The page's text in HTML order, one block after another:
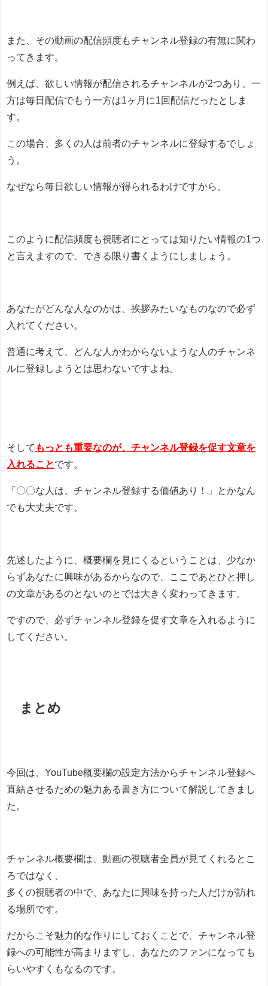
また、その動画の配信頻度もチャンネル登録の有無に関わ
ってきます。
例えば、欲しい情報が配信されるチャンネルが2つあり、一
方は毎日配信でもう一方は1ヶ月に1回配信だったとしま
す。
この場合、多くの人は前者のチャンネルに登録するでしょ
う。
なぜなら毎日欲しい情報が得られるわけですから。
このように配信頻度も視聴者にとっては知りたい情報の1つ
と言えますので、できる限り書くようにしましょう。
あなたがどんな人なのかは、挨拶みたいなものなので必ず
入れてください。
普通に考えて、どんな人かわからないような人のチャンネ
ルに登録しようとは思わないですよね。
そして もっとも重要なのが、チャンネル登録を促す文章を
入れることです。
「〇〇な人は、チャンネル登録する価値あり！」とかなん
でも大丈夫です。
先述したように、概要欄を見にくるということは、少なか
らずあなたに興味があるからなので、ここであとひと押し
の文章があるのとないのとでは大きく変わってきます。
ですので、必ずチャンネル登録を促す文章を入れるように
してください。
まとめ
今回は、YouTube概要欄の設定方法からチャンネル登録へ
直結させるための魅力ある書き方について解説してきまし
た。
チャンネル概要欄は、動画の視聴者全員が見てくれるとこ
ろではなく、
多くの視聴者の中で、あなたに興味を持った人だけが訪れ
る場所です。
だからこそ魅力的な作りにしておくことで、チャンネル登
録への可能性が高まりますし、あなたのファンになっても
らいやすくもなるのです。